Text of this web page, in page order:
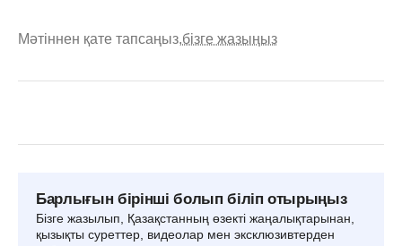
Мәтіннен қате тапсаңыз,бізге жазыңыз
Барлығын бірінші болып біліп отырыңыз
Бізге жазылып, Қазақстанның өзекті жаңалықтарынан,
қызықты суреттер, видеолар мен эксклюзивтерден